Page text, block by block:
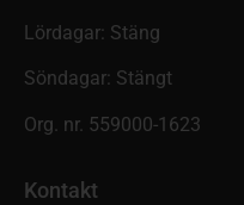
Lördagar: Stäng
Söndagar: Stängt
Org. nr. 559000-1623
Kontakt